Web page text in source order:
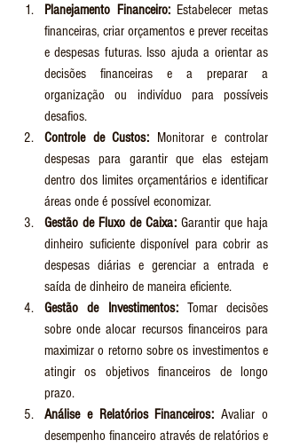
Planejamento Financeiro: Estabelecer metas
financeiras, criar orçamentos e prever receitas
e despesas futuras. Isso ajuda a orientar as
decisões financeiras e a preparar a
organização ou indivíduo para possíveis
desafios.
Controle de Custos: Monitorar e controlar
despesas para garantir que elas estejam
dentro dos limites orçamentários e identificar
áreas onde é possível economizar.
Gestão de Fluxo de Caixa: Garantir que haja
dinheiro suficiente disponível para cobrir as
despesas diárias e gerenciar a entrada e
saída de dinheiro de maneira eficiente.
Gestão de Investimentos: Tomar decisões
sobre onde alocar recursos financeiros para
maximizar o retorno sobre os investimentos e
atingir os objetivos financeiros de longo
prazo.
Análise e Relatórios Financeiros: Avaliar o
desempenho financeiro através de relatórios e